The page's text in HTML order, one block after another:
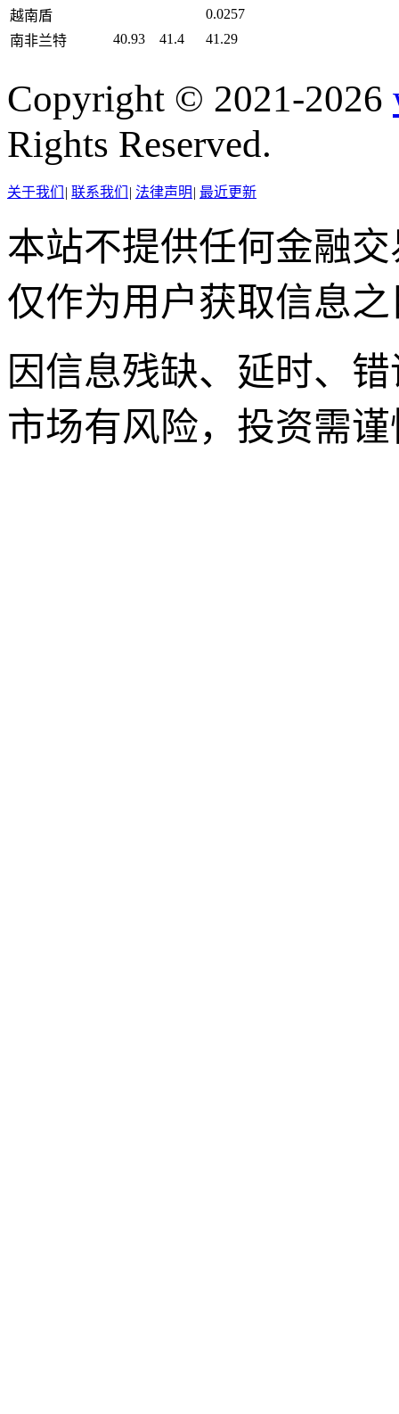
越南盾
0.0257
南非兰特
40.93 41.4 41.29
Copyright © 2021-2026
Rights Reserved.
关于我们 | 联系我们 | 法律声明 | 最近更新
本站不提供任何金融
仅作为用户获取信息
因信息残缺、延时、
市场有风险，投资需